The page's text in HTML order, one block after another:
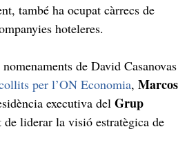
també ha ocupat càrrecs de
hoteleres.
de David Casanovas
per l’ON Economia, Marcos
executiva del Grup
liderar la visió estratègica de